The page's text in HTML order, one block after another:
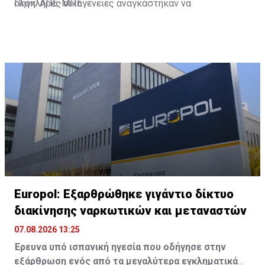
ολόκληρες οικογένειες αναγκάστηκαν να
Πηγή: ΑΠΕ-ΜΠΕ
Europol: Εξαρθρώθηκε γιγάντιο δίκτυο
διακίνησης ναρκωτικών και μεταναστών
07.08.2026 13:25
Έρευνα υπό ισπανική ηγεσία που οδήγησε στην
εξάρθρωση ενός από τα μεγαλύτερα εγκληματικά